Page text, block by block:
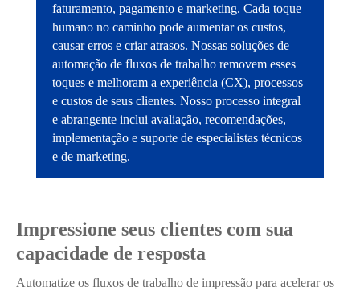
faturamento, pagamento e marketing. Cada toque
humano no caminho pode aumentar os custos,
causar erros e criar atrasos. Nossas soluções de
automação de fluxos de trabalho removem esses
toques e melhoram a experiência (CX), processos
e custos de seus clientes. Nosso processo integral
e abrangente inclui avaliação, recomendações,
implementação e suporte de especialistas técnicos
e de marketing.
Impressione seus clientes com sua
capacidade de resposta
Automatize os fluxos de trabalho de impressão para acelerar os